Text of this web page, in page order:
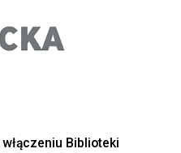
Biblioteki